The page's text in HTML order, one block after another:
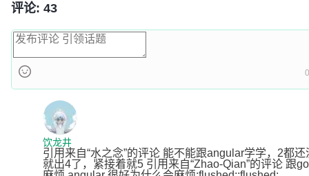
评论: 43
饮龙井
引用来自“水之念”的评论 能不能跟angular学学，2都
就出4了，紧接着就5 引用来自“Zhao-Qian”的评论 跟